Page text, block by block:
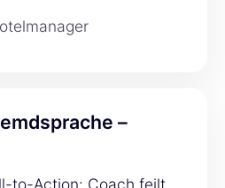
–
to-Action: Coach feilt